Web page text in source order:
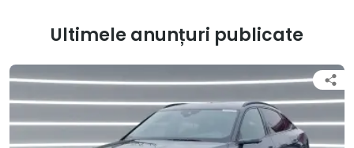
Ultimele anunțuri publicate